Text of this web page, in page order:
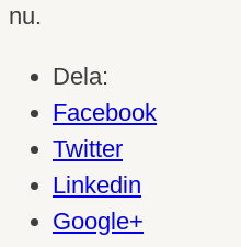
nu.
Dela:
Facebook
Twitter
Linkedin
Google+